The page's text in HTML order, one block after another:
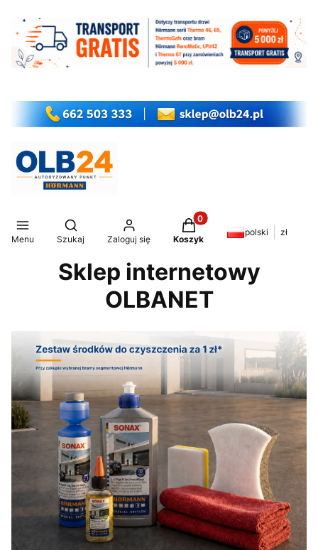
Menu
Otwórz wyszukiwarkę
Szukaj Zaloguj się
Produkty w koszyku: 0.
Koszyk
polski zł
Sklep internetowy
OLBANET